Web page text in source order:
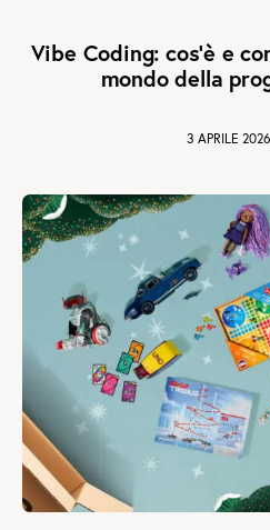
Vibe Coding: cos’è e
mondo della
3 APRILE 2026